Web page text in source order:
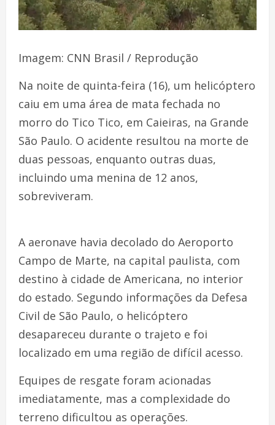
Imagem: CNN Brasil / Reprodução
Na noite de quinta-feira (16), um helicóptero
caiu em uma área de mata fechada no
morro do Tico Tico, em Caieiras, na Grande
São Paulo. O acidente resultou na morte de
duas pessoas, enquanto outras duas,
incluindo uma menina de 12 anos,
sobreviveram.
A aeronave havia decolado do Aeroporto
Campo de Marte, na capital paulista, com
destino à cidade de Americana, no interior
do estado. Segundo informações da Defesa
Civil de São Paulo, o helicóptero
desapareceu durante o trajeto e foi
localizado em uma região de difícil acesso.
Equipes de resgate foram acionadas
imediatamente, mas a complexidade do
terreno dificultou as operações.